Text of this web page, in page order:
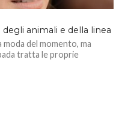
animali e della linea
del momento, ma
tratta le proprie